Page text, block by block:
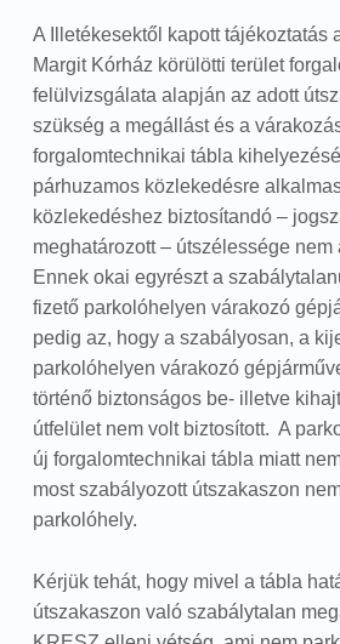
A Illetékesektől kapott tájékoztatás
Margit Kórház körülötti terület
felülvizsgálata alapján az adott
szükség a megállást és a
forgalomtechnikai tábla
párhuzamos közlekedésre
közlekedéshez biztosítandó –
meghatározott – útszélessége nem
Ennek okai egyrészt a
fizető parkolóhelyen várakozó
pedig az, hogy a szabályosan, a
parkolóhelyen várakozó
történő biztonságos be- illetve
útfelület nem volt biztosított. A
új forgalomtechnikai tábla miatt
most szabályozott útszakaszon
parkolóhely.
Kérjük tehát, hogy mivel a tábla
útszakaszon való szabálytalan